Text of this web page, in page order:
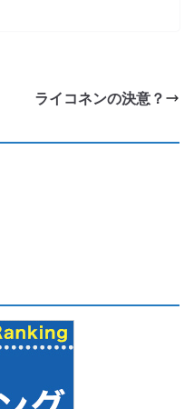
ライコネンの決意？